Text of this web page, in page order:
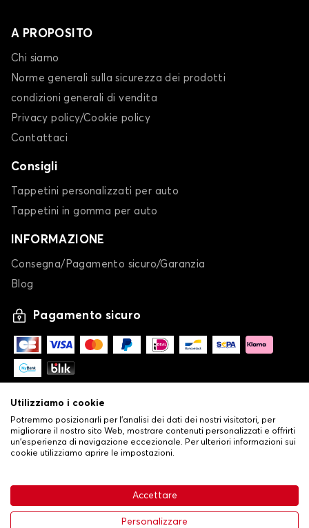
63,99 € Aggiungi al carrello
A PROPOSITO
Chi siamo
Norme generali sulla sicurezza dei prodotti
condizioni generali di vendita
Privacy policy/Cookie policy
Contattaci
Consigli
Tappetini personalizzati per auto
Tappetini in gomma per auto
INFORMAZIONE
Consegna/Pagamento sicuro/Garanzia
Blog
Pagamento sicuro
Condizioni generali di vendita•
Politica sulla privacy e sui cookie•Livraison
Utilizziamo i cookie
Potremmo posizionarli per l'analisi dei dati dei nostri visitatori, per
migliorare il nostro sito Web, mostrare contenuti personalizzati e offrirti
un'esperienza di navigazione eccezionale. Per ulteriori informazioni sui
cookie utilizziamo aprire le impostazioni.
Accettare
Personalizzare